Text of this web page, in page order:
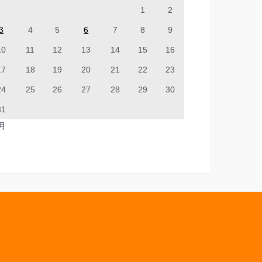
1 2
4 5 6 7 8 9
11 12 13 14 15 16
18 19 20 21 22 23
25 26 27 28 29 30